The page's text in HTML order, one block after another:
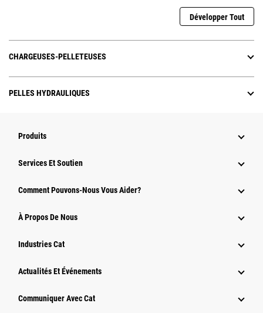
Développer Tout
CHARGEUSES-PELLETEUSES
PELLES HYDRAULIQUES
Produits
Services Et Soutien
Comment Pouvons-Nous Vous Aider?
À Propos De Nous
Industries Cat
Actualités Et Événements
Communiquer Avec Cat